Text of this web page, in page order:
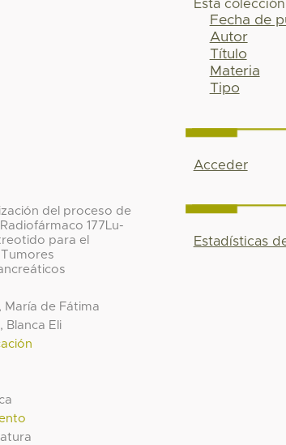
del proceso de
177Lu-
para el
María de Fátima
Blanca Eli
Esta colección
Fecha de
Autor
Título
Materia
Tipo
Acceder
Estadísticas